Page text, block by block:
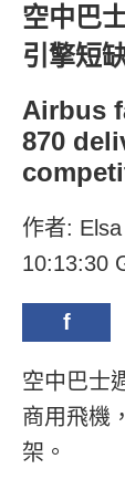
空中巴
引擎短
Airbus
870
作者:
10:13:30
f
空中巴士
商用飛機
架。